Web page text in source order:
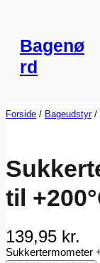
indhold
Bagenø
rd
Forside / Bageudstyr/
til
139,95 kr.
Sukkertermometer